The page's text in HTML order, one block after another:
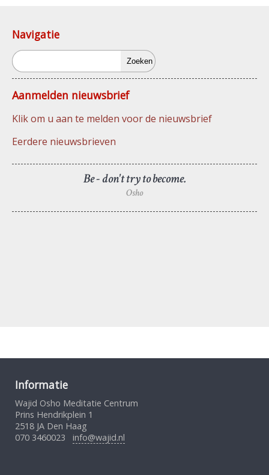
Navigatie
Zoeken
Aanmelden nieuwsbrief
Klik om u aan te melden voor de nieuwsbrief
Eerdere nieuwsbrieven
Be - don't try to become.
Osho
Informatie
Wajid Osho Meditatie Centrum
Prins Hendrikplein 1
2518 JA Den Haag
070 3460023 info@wajid.nl